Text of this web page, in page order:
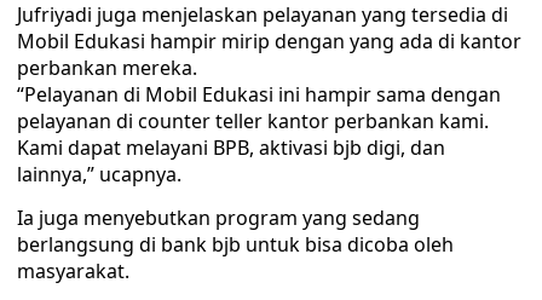
Jufriyadi juga menjelaskan pelayanan yang tersedia di
Mobil Edukasi hampir mirip dengan yang ada di kantor
perbankan mereka.
“Pelayanan di Mobil Edukasi ini hampir sama dengan
pelayanan di counter teller kantor perbankan kami.
Kami dapat melayani BPB, aktivasi bjb digi, dan
lainnya,” ucapnya.
Ia juga menyebutkan program yang sedang
berlangsung di bank bjb untuk bisa dicoba oleh
masyarakat.